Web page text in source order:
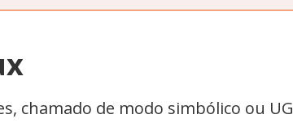
chamado de modo simbólico ou